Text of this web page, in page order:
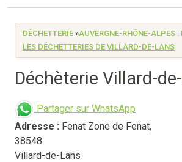
DÉCHETTERIE »AUVERGNE-RHÔNE-ALPES :
LES DÉCHETTERIES DE VILLARD-DE-LANS
Déchèterie Villard-
Partager sur WhatsApp
Adresse : Fenat Zone de Fenat,
38548
Villard-de-Lans